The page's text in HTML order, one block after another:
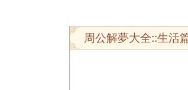
周公解夢大全::生活